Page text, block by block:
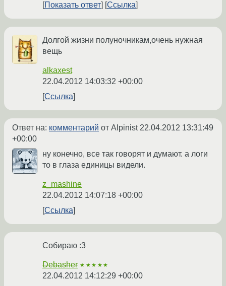
Показать ответ
Ссылка
Долгой жизни полуночникам,очень нужная
вещь
alkaxest
22.04.2012 14:03:32 +00:00
Ссылка
Ответ на: комментарий от Alpinist22.04.2012 13:31:49
+00:00
ну конечно, все так говорят и думают. а логи
то в глаза единицы видели.
z_mashine
22.04.2012 14:07:18 +00:00
Ссылка
Собираю :3
Debasher ★★★★★
22.04.2012 14:12:29 +00:00